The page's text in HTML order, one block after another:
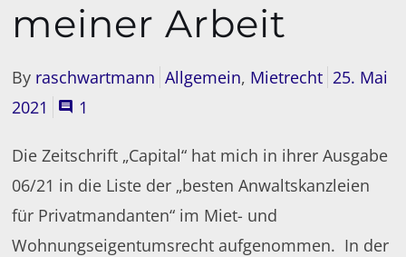
meiner Arbeit
By raschwartmann Allgemein, Mietrecht 25. Mai
2021
1
Die Zeitschrift „Capital“ hat mich in ihrer Ausgabe
06/21 in die Liste der „besten Anwaltskanzleien
für Privatmandanten“ im Miet- und
Wohnungseigentumsrecht aufgenommen. In der